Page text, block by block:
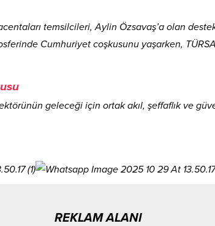
temsilcileri, Aylin Özsavaş’a olan
Cumhuriyet coşkusunu yaşarken,
geleceği için ortak akıl, şeffaflık ve
REKLAM ALANI